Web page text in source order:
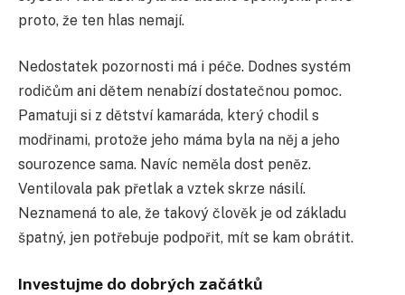
proto, že ten hlas nemají.
Nedostatek pozornosti má i péče. Dodnes systém
rodičům ani dětem nenabízí dostatečnou pomoc.
Pamatuji si z dětství kamaráda, který chodil s
modřinami, protože jeho máma byla na něj a jeho
sourozence sama. Navíc neměla dost peněz.
Ventilovala pak přetlak a vztek skrze násilí.
Neznamená to ale, že takový člověk je od základu
špatný, jen potřebuje podpořit, mít se kam obrátit.
Investujme do dobrých začátků